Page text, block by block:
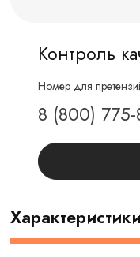
Контроль
Номер для
8 (800) 775-
Характеристики